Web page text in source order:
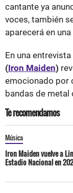
cantante ya
voces, también
aparecerá en
En una
(Iron Maiden)
emocionado por
bandas de metal
Te recomendamos
Música
Iron Maiden vuelve a
Estadio Nacional en